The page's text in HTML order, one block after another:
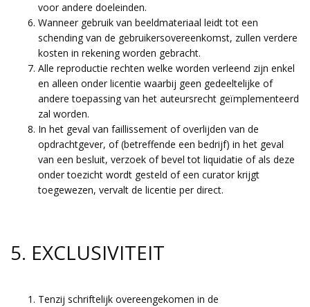
voor andere doeleinden.
Wanneer gebruik van beeldmateriaal leidt tot een
schending van de gebruikersovereenkomst, zullen verdere
kosten in rekening worden gebracht.
Alle reproductie rechten welke worden verleend zijn enkel
en alleen onder licentie waarbij geen gedeeltelijke of
andere toepassing van het auteursrecht geïmplementeerd
zal worden.
In het geval van faillissement of overlijden van de
opdrachtgever, of (betreffende een bedrijf) in het geval
van een besluit, verzoek of bevel tot liquidatie of als deze
onder toezicht wordt gesteld of een curator krijgt
toegewezen, vervalt de licentie per direct.
5. EXCLUSIVITEIT
Tenzij schriftelijk overeengekomen in de